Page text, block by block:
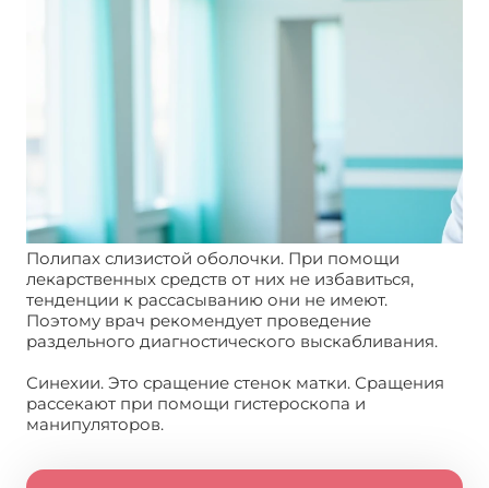
Полипах слизистой оболочки. При помощи
лекарственных средств от них не избавиться,
тенденции к рассасыванию они не имеют.
Поэтому врач рекомендует проведение
раздельного диагностического выскабливания.
Синехии. Это сращение стенок матки. Сращения
рассекают при помощи гистероскопа и
манипуляторов.